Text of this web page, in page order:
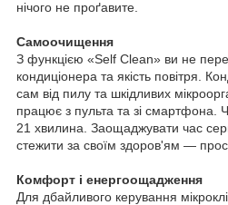
нічого не проґавите.
Самоочищення
З функцією «Self Clean» ви не
кондиціонера та якість повітря.
сам від пилу та шкідливих
працює з пульта та зі
21 хвилина. Заощаджувати час
стежити за своїм здоров'ям —
Комфорт і енергоощадження
Для дбайливого керування